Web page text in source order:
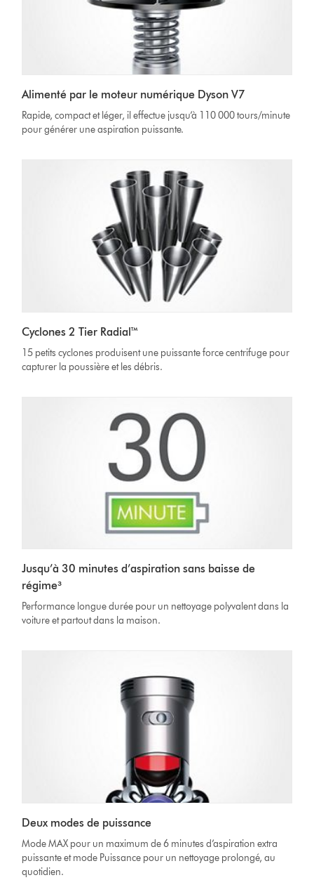
Alimenté par le moteur numérique Dyson V7
Rapide, compact et léger, il effectue jusqu’à 110 000 tours/minute
pour générer une aspiration puissante.
Cyclones 2 Tier Radial™
15 petits cyclones produisent une puissante force centrifuge pour
capturer la poussière et les débris.
Jusqu’à 30 minutes d’aspiration sans baisse de
régime³
Performance longue durée pour un nettoyage polyvalent dans la
voiture et partout dans la maison.
Deux modes de puissance
Mode MAX pour un maximum de 6 minutes d’aspiration extra
puissante et mode Puissance pour un nettoyage prolongé, au
quotidien.